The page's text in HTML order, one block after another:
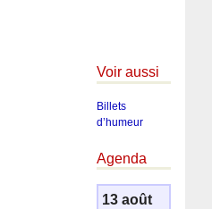
Voir aussi
Billets
d’humeur
Agenda
13 août